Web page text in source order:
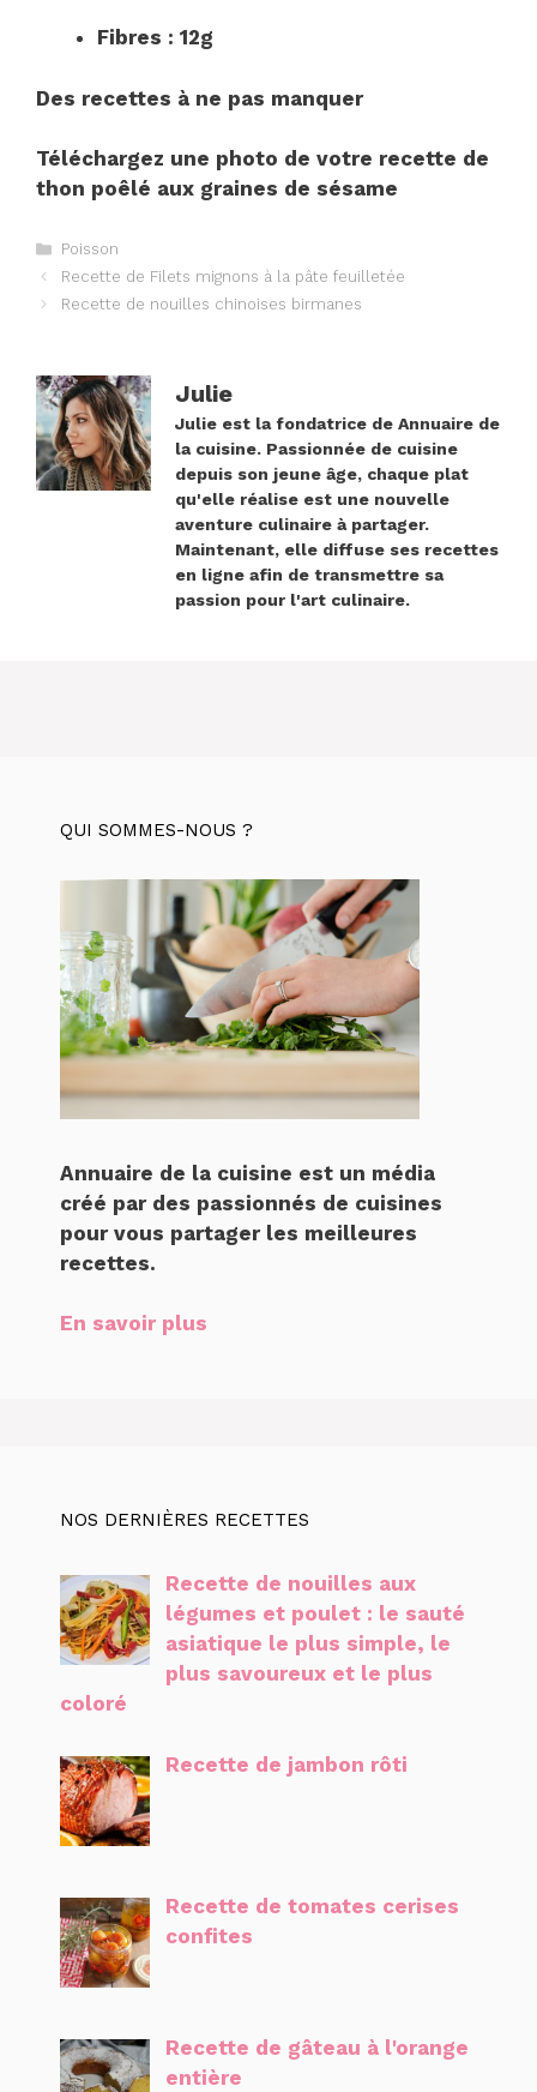
Fibres : 12g
Des recettes à ne pas manquer
Téléchargez une photo de votre recette de
thon poêlé aux graines de sésame
Catégories
Poisson
Navigation
des
Recette de Filets mignons à la pâte feuilletée
Recette de nouilles chinoises birmanes
Julie
Julie est la fondatrice de Annuaire de
la cuisine. Passionnée de cuisine
depuis son jeune âge, chaque plat
qu'elle réalise est une nouvelle
aventure culinaire à partager.
Maintenant, elle diffuse ses recettes
en ligne afin de transmettre sa
passion pour l'art culinaire.
QUI SOMMES-NOUS ?
Annuaire de la cuisine est un média
créé par des passionnés de cuisines
pour vous partager les meilleures
recettes.
En savoir plus
NOS DERNIÈRES RECETTES
Recette de nouilles aux
légumes et poulet : le sauté
asiatique le plus simple, le
plus savoureux et le plus
coloré
Recette de jambon rôti
Recette de tomates cerises
confites
Recette de gâteau à l'orange
entière